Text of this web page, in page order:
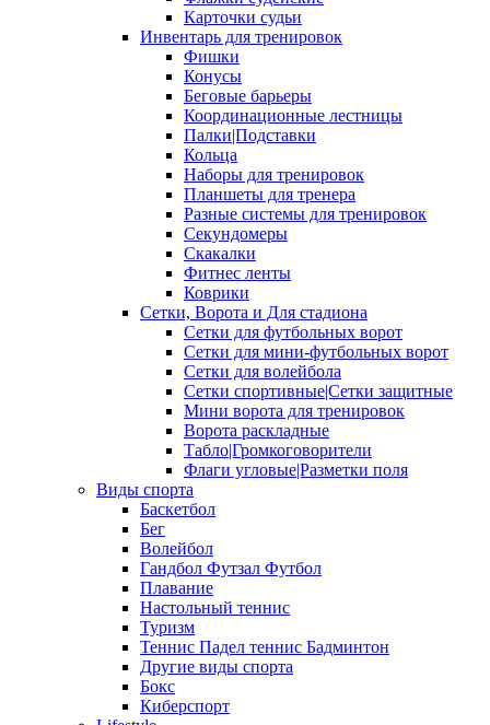
Карточки судьи
Инвентарь для тренировок
Фишки
Конусы
Беговые барьеры
Координационные лестницы
Палки|Подставки
Кольца
Наборы для тренировок
Планшеты для тренера
Разные системы для тренировок
Секундомеры
Скакалки
Фитнес ленты
Коврики
Сетки, Ворота и Для стадиона
Сетки для футбольных ворот
Сетки для мини-футбольных ворот
Сетки для волейбола
Сетки спортивные|Сетки защитные
Мини ворота для тренировок
Ворота раскладные
Табло|Громкоговорители
Флаги угловые|Разметки поля
Виды спорта
Баскетбол
Бег
Волейбол
Гандбол Футзал Футбол
Плавание
Настольный теннис
Туризм
Теннис Падел теннис Бадминтон
Другие виды спорта
Бокс
Киберспорт